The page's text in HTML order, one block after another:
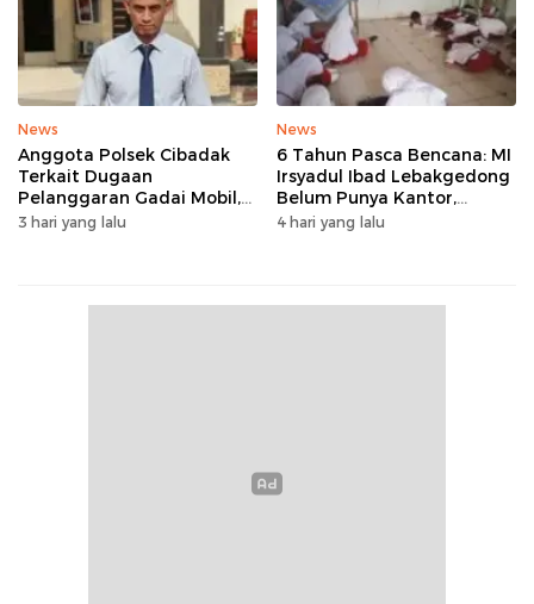
News
Anggota Polsek Cibadak
Terkait Dugaan
Pelanggaran Gadai Mobil,
Kasus Ditangani Bid
3 hari yang lalu
News
6 Tahun Pasca Bencana: MI
Irsyadul Ibad Lebakgedong
Belum Punya Kantor,
Belajar Tanpa Meja-Kursi
4 hari yang lalu